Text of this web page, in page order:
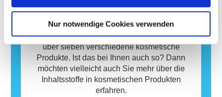
Nur notwendige Cookies verwenden
Personen nicht sicher ist.
in unserem Alltag. Im Durchschnitt
verwenden die europäischen
Verbraucherinnen und Verbraucher täglich
über sieben verschiedene kosmetische
Produkte. Ist das bei Ihnen auch so? Dann
möchten vielleicht auch Sie mehr über die
Inhaltsstoffe in kosmetischen Produkten
erfahren.